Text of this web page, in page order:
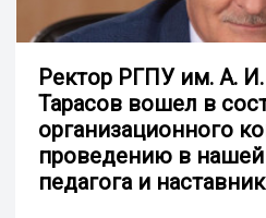
Ректор РГПУ им. А. И.
Тарасов вошел в
организационного
проведению в нашей
педагога и